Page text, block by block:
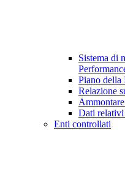
Sistema di
Piano della
Relazione
Dati relativi
Enti controllati